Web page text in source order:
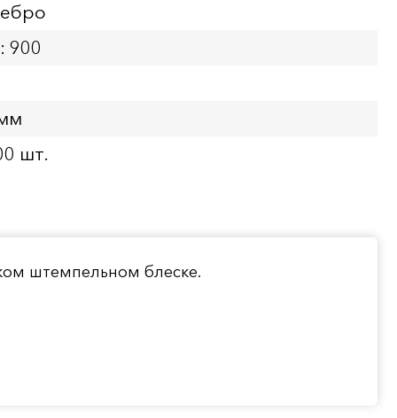
900
шт.
штемпельном блеске.